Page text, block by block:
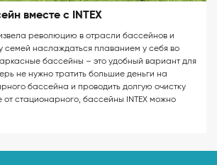
вместе с INTEX
революцию в отрасли бассейнов и
семей наслаждаться плаванием у себя во
бассейны – это удобный вариант для
не нужно тратить большие деньги на
бассейна и проводить долгую очистку
от стационарного, бассейны INTEX можно